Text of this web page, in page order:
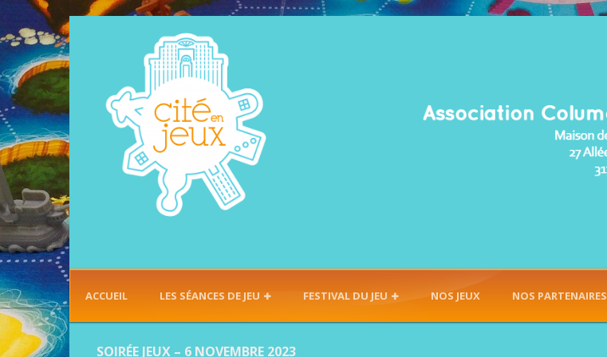
ACCUEIL LES SÉANCES DE JEU FESTIVAL DU JEU NOS JEUX NOS PARTENAIRES
SOIRÉE JEUX – 6 NOVEMBRE 2023